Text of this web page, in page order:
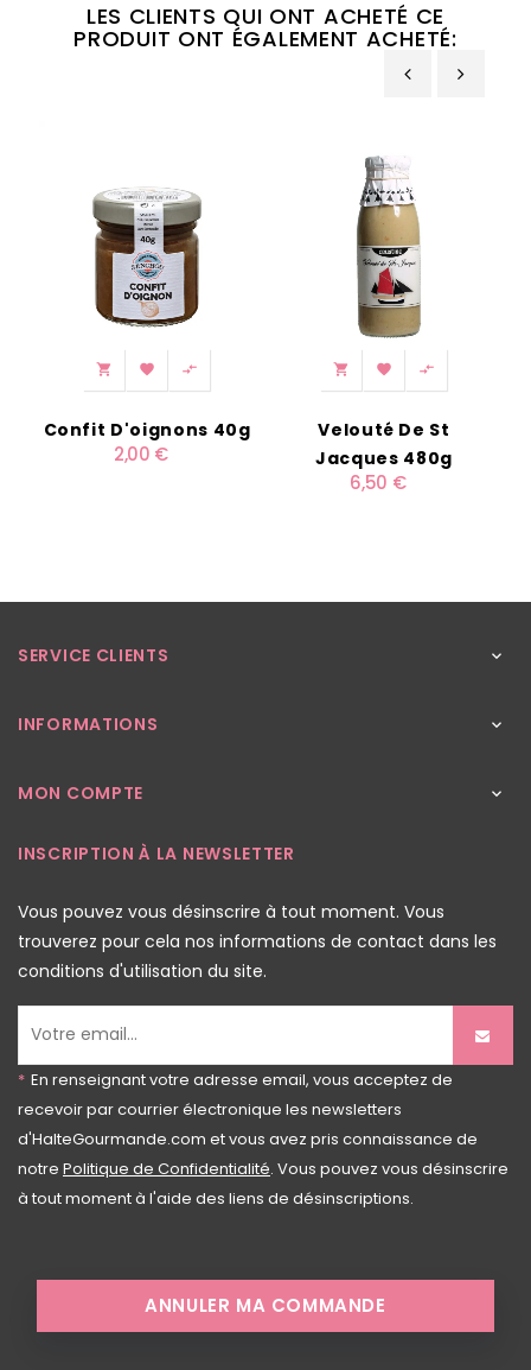
LES CLIENTS QUI ONT ACHETÉ CE
PRODUIT ONT ÉGALEMENT ACHETÉ:
  
Confit D'oignons 40g
2,00 €
  
Velouté De St
Jacques 480g
6,50 €
SERVICE CLIENTS 
INFORMATIONS 
MON COMPTE 
INSCRIPTION À LA NEWSLETTER
Vous pouvez vous désinscrire à tout moment. Vous
trouverez pour cela nos informations de contact dans les
conditions d'utilisation du site.
* En renseignant votre adresse email, vous acceptez de
recevoir par courrier électronique les newsletters
d'HalteGourmande.com et vous avez pris connaissance de
notre Politique de Confidentialité. Vous pouvez vous désinscrire
à tout moment à l'aide des liens de désinscriptions.
ANNULER MA COMMANDE